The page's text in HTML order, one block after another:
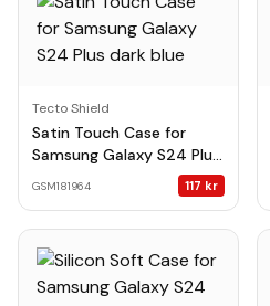
Tecto Shield
Satin Touch Case for
Samsung Galaxy S24 Plus
GSM181964 117 kr